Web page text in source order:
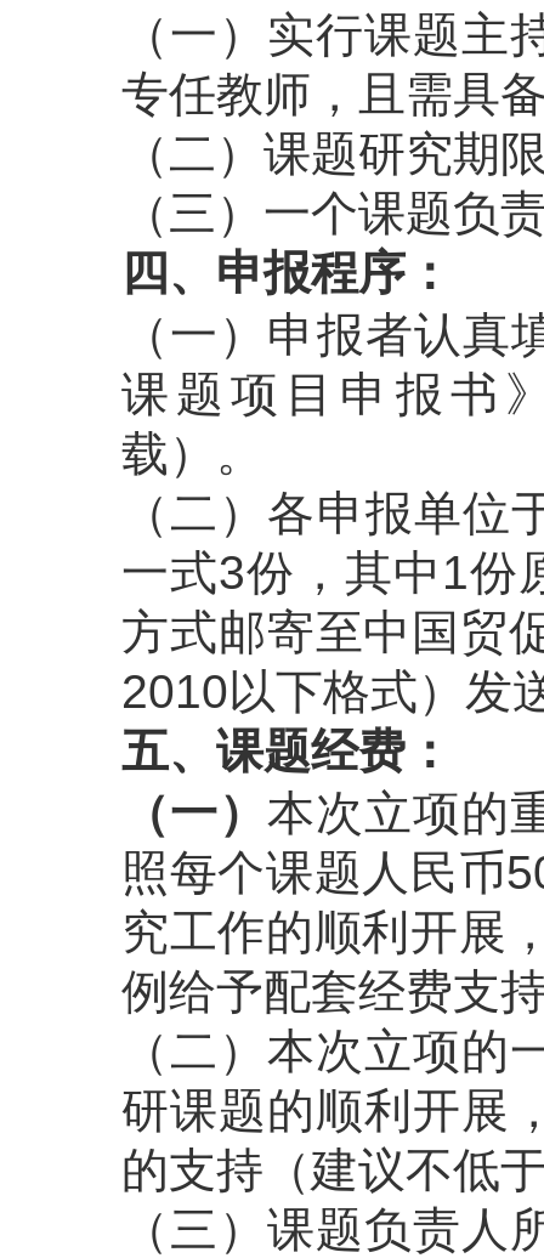
（一）实行课题
专任教师，且需具
（二）课题研究期
（三）一个课题负
四、申报程序：
（一）申报者认真
课题项目申报书
载）。
（二）各申报单
一式3份，其中1份
方式邮寄至中国贸
2010以下格式）发
五、课题经费：
（一）本次立项的
照每个课题人民币
究工作的顺利开展
例给予配套经费支
（二）本次立项
研课题的顺利开展
的支持（建议不低
（三）课题负责